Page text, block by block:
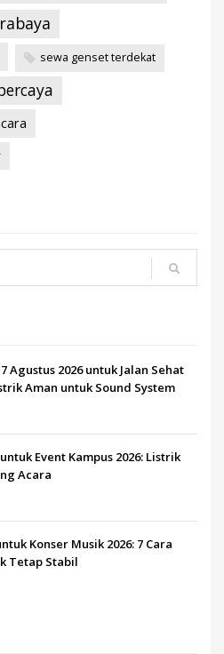
sewa genset terdekat
Agustus 2026 untuk Jalan Sehat
Aman untuk Sound System
Event Kampus 2026: Listrik
Acara
Konser Musik 2026: 7 Cara
Tetap Stabil